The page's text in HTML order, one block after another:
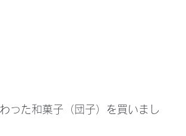
った和菓子（団子）を買いまし